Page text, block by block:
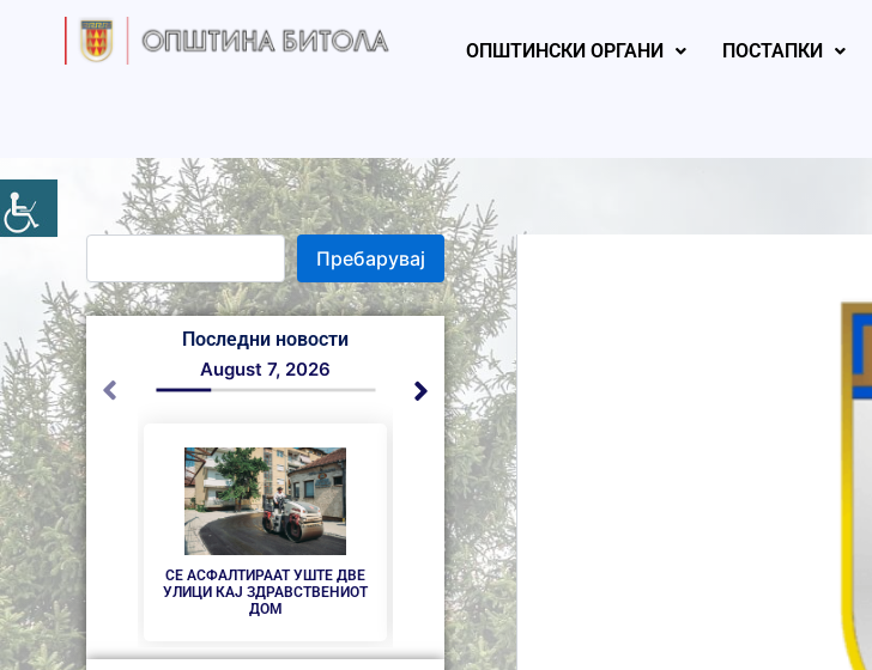
ОПШТИНСКИ ОРГАНИ ПОСТАПКИ
e
a
Пребарувај
Последни новости
СЕ АСФАЛТИРААТ УШТЕ ДВЕ
УЛИЦИ КАЈ ЗДРАВСТВEНИОТ
ДОМ
August 7, 2026
НОВ ПАРКИНГ ПРОСТОР ВО
ЦЕНТАРОТ НА ГРАДОТ
August 6, 2026